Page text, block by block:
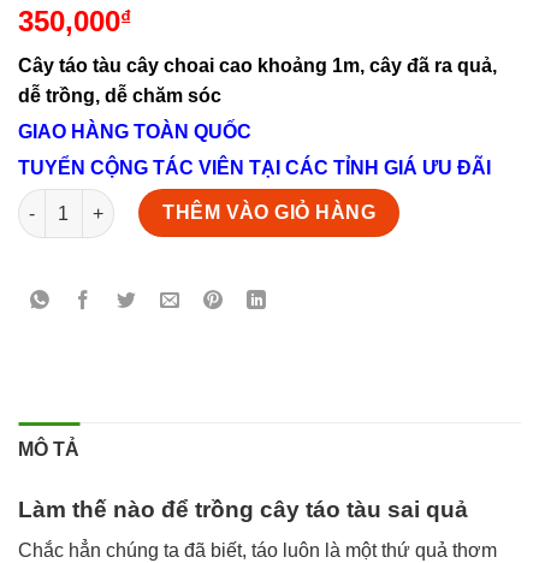
350,000₫
Cây táo tàu cây choai cao khoảng 1m, cây đã ra quả,
dễ trồng, dễ chăm sóc
GIAO HÀNG TOÀN QUỐC
TUYỂN CỘNG TÁC VIÊN TẠI CÁC TỈNH GIÁ ƯU ĐÃI
Cây Hồng Táo - Táo Đỏ Tân Cương - Táo Tàu số lượng
THÊM VÀO GIỎ HÀNG
MÔ TẢ
Làm thế nào để trồng cây táo tàu sai quả
Chắc hẳn chúng ta đã biết, táo luôn là một thứ quả thơm